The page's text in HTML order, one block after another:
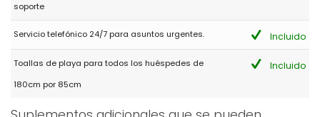
Ideal location five minute walk to all bars & beach
(Traducido por Google)
playa
- 10,0
soporte
Servicio telefónico 24/7 para asuntos urgentes. Incluido
Toallas de playa para todos los huéspedes de
180cm por 85cm
Incluido